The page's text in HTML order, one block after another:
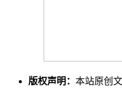
版权声明： 本站原创